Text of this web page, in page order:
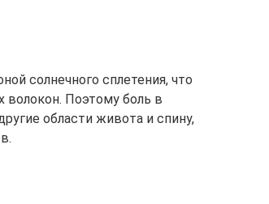
солнечного сплетения, что
волокон. Поэтому боль в
области живота и спину,